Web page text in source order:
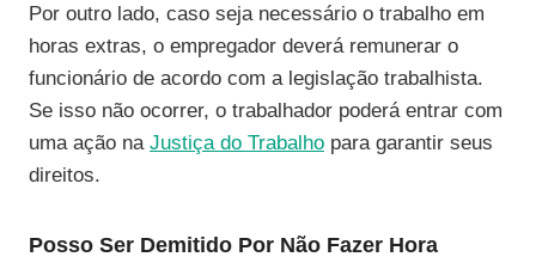
Por outro lado, caso seja necessário o trabalho em
horas extras, o empregador deverá remunerar o
funcionário de acordo com a legislação trabalhista.
Se isso não ocorrer, o trabalhador poderá entrar com
uma ação na Justiça do Trabalho para garantir seus
direitos.
Posso Ser Demitido Por Não Fazer Hora